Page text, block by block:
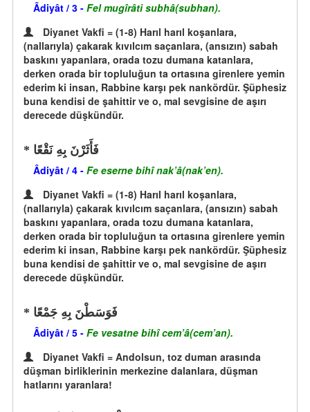
Âdiyât / 3 - Fel mugîrâti subhâ(subhan).
Diyanet Vakfi = (1-8) Harıl harıl koşanlara,
(nallarıyla) çakarak kıvılcım saçanlara, (ansızın) sabah
baskını yapanlara, orada tozu dumana katanlara,
derken orada bir topluluğun ta ortasına girenlere yemin
ederim ki insan, Rabbine karşı pek nankördür. Şüphesiz
buna kendisi de şahittir ve o, mal sevgisine de aşırı
derecede düşkündür.
فَأَثَرْنَ بِهِ نَقْعًا
Âdiyât / 4 - Fe eserne bihî nak’â(nak’en).
Diyanet Vakfi = (1-8) Harıl harıl koşanlara,
(nallarıyla) çakarak kıvılcım saçanlara, (ansızın) sabah
baskını yapanlara, orada tozu dumana katanlara,
derken orada bir topluluğun ta ortasına girenlere yemin
ederim ki insan, Rabbine karşı pek nankördür. Şüphesiz
buna kendisi de şahittir ve o, mal sevgisine de aşırı
derecede düşkündür.
فَوَسَطْنَ بِهِ جَمْعًا
Âdiyât / 5 - Fe vesatne bihî cem’â(cem’an).
Diyanet Vakfi = Andolsun, toz duman arasında
düşman birliklerinin merkezine dalanlara, düşman
hatlarını yaranlara!